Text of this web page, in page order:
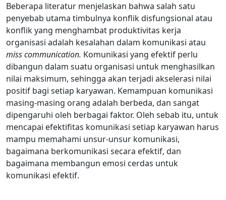
Beberapa literatur menjelaskan bahwa salah satu
penyebab utama timbulnya konflik disfungsional atau
konflik yang menghambat produktivitas kerja
organisasi adalah kesalahan dalam komunikasi atau
miss communication. Komunikasi yang efektif perlu
dibangun dalam suatu organisasi untuk menghasilkan
nilai maksimum, sehingga akan terjadi akselerasi nilai
positif bagi setiap karyawan. Kemampuan komunikasi
masing-masing orang adalah berbeda, dan sangat
dipengaruhi oleh berbagai faktor. Oleh sebab itu, untuk
mencapai efektifitas komunikasi setiap karyawan harus
mampu memahami unsur-unsur komunikasi,
bagaimana berkomunikasi secara efektif, dan
bagaimana membangun emosi cerdas untuk
komunikasi efektif.